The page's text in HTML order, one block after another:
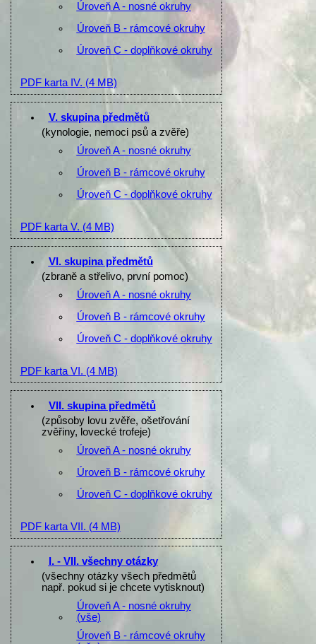
Úroveň A - nosné okruhy
Úroveň B - rámcové okruhy
Úroveň C - doplňkové okruhy
PDF karta IV. (4 MB)
V. skupina předmětů
(kynologie, nemoci psů a zvěře)
Úroveň A - nosné okruhy
Úroveň B - rámcové okruhy
Úroveň C - doplňkové okruhy
PDF karta V. (4 MB)
VI. skupina předmětů
(zbraně a střelivo, první pomoc)
Úroveň A - nosné okruhy
Úroveň B - rámcové okruhy
Úroveň C - doplňkové okruhy
PDF karta VI. (4 MB)
VII. skupina předmětů
(způsoby lovu zvěře, ošetřování
zvěřiny, lovecké trofeje)
Úroveň A - nosné okruhy
Úroveň B - rámcové okruhy
Úroveň C - doplňkové okruhy
PDF karta VII. (4 MB)
I. - VII. všechny otázky
(všechny otázky všech předmětů
např. pokud si je chcete vytisknout)
Úroveň A - nosné okruhy
(vše)
Úroveň B - rámcové okruhy